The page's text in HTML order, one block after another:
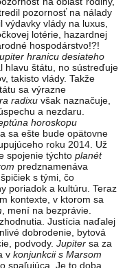
pozornosť na nálady
výdavky vlády na luxus,
lotérie, hazardnej
hospodárstvo!?!
hranicu desiateho
hlavu štátu, no sústreďuje
takisto vlády. Takže
sa výrazne
radixu však naznačuje,
a nezdaru.
horoskopu
sa ešte bude opätovne
roku 2014. Už
spojenie týchto planét
predznamenáva
s tými, čo
poriadok a kultúru. Teraz
kontexte, v ktorom sa
, mení na bezprávie.
Justícia naďalej
dobrodenie, bytová
podvody. Jupiter sa za
v konjunkcii s Marsom
spaľujúca. Je to doba